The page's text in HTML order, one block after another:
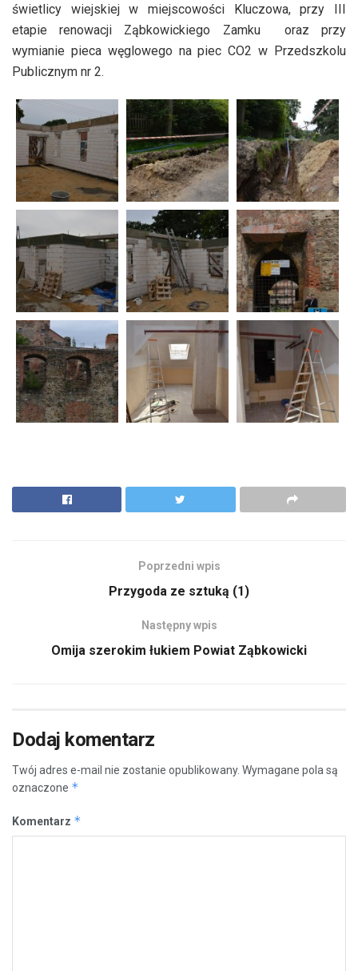
świetlicy wiejskiej w miejscowości Kluczowa, przy III
etapie renowacji Ząbkowickiego Zamku oraz przy
wymianie pieca węglowego na piec CO2 w Przedszkolu
Publicznym nr 2.
Poprzedni wpis
Przygoda ze sztuką (1)
Następny wpis
Omija szerokim łukiem Powiat Ząbkowicki
Dodaj komentarz
Twój adres e-mail nie zostanie opublikowany. Wymagane pola są
oznaczone *
Komentarz *